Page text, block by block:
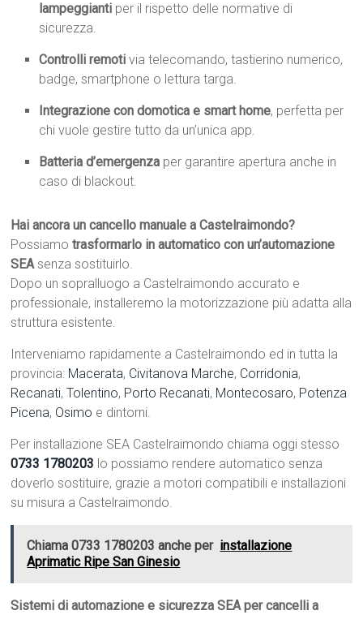
lampeggianti per il rispetto delle normative di
sicurezza.
Controlli remoti via telecomando, tastierino numerico,
badge, smartphone o lettura targa.
Integrazione con domotica e smart home, perfetta per
chi vuole gestire tutto da un’unica app.
Batteria d’emergenza per garantire apertura anche in
caso di blackout.
Hai ancora un cancello manuale a Castelraimondo?
Possiamotrasformarlo in automatico con un’automazione
SEAsenza sostituirlo.
Dopo un sopralluogo a Castelraimondo accurato e
professionale, installeremo la motorizzazione più adatta alla
struttura esistente.
Interveniamo rapidamente a Castelraimondo ed in tutta la
provincia: Macerata, Civitanova Marche, Corridonia,
Recanati,Tolentino, Porto Recanati, Montecosaro, Potenza
Picena, Osimo e dintorni.
Per installazione SEA Castelraimondo chiama oggi stesso
0733 1780203 lo possiamo rendere automatico senza
doverlo sostituire, grazie a motori compatibili e installazioni
su misura a Castelraimondo.
Chiama 0733 1780203 anche per installazione
Aprimatic Ripe San Ginesio
Sistemi di automazione e sicurezza SEA per cancelli a